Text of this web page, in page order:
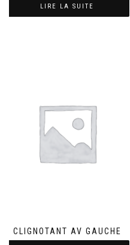
LIRE LA SUITE
CLIGNOTANT AV GAUCHE